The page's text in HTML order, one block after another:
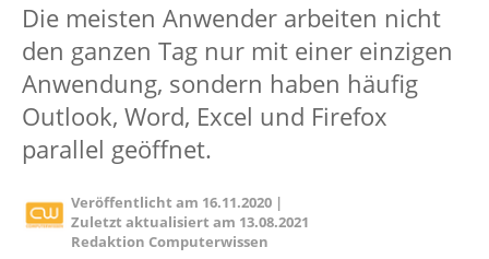
Die meisten Anwender arbeiten nicht
den ganzen Tag nur mit einer einzigen
Anwendung, sondern haben häufig
Outlook, Word, Excel und Firefox
parallel geöffnet.
Veröffentlicht am 16.11.2020 |
Zuletzt aktualisiert am 13.08.2021
Redaktion Computerwissen